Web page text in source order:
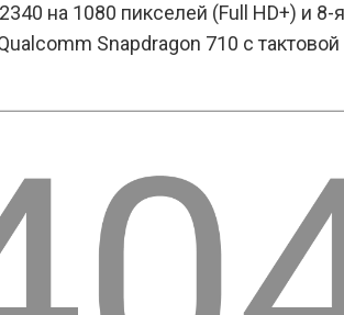
на 1080 пикселей (Full HD+) и
Snapdragon 710 с тактовой